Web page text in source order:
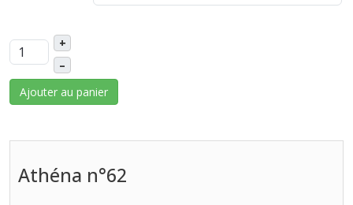
+
–
Ajouter au panier
Athéna n°62